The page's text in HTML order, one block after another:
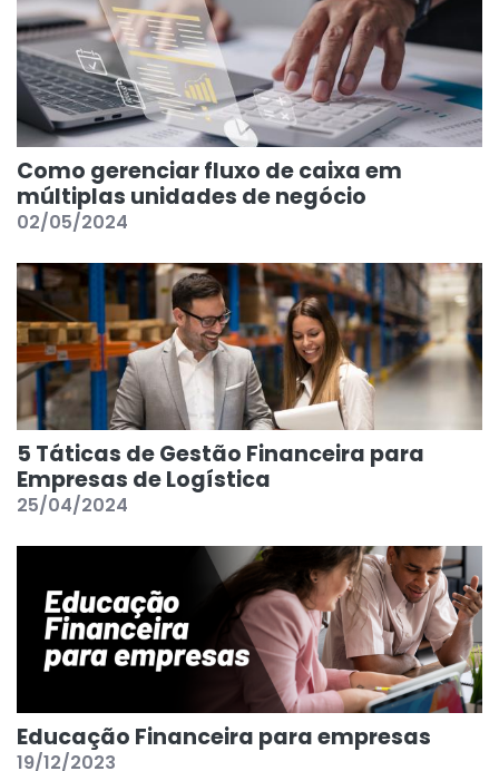
Como gerenciar fluxo de caixa em
múltiplas unidades de negócio
02/05/2024
5 Táticas de Gestão Financeira para
Empresas de Logística
25/04/2024
Educação Financeira para empresas
19/12/2023